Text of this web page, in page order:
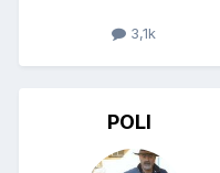
3,1k
POLI